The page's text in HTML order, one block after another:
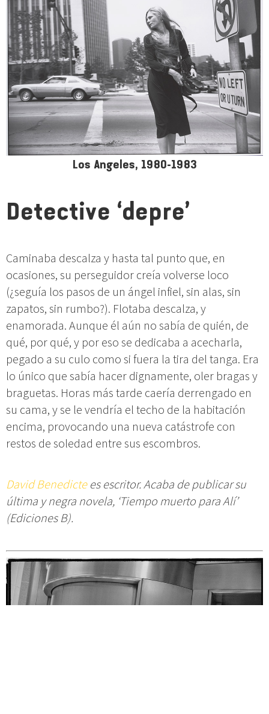
Los Angeles, 1980-1983
Detective ‘depre’
Caminaba descalza y hasta tal punto que, en
ocasiones, su perseguidor creía volverse loco
(¿seguía los pasos de un ángel infiel, sin alas, sin
zapatos, sin rumbo?). Flotaba descalza, y
enamorada. Aunque él aún no sabía de quién, de
qué, por qué, y por eso se dedicaba a acecharla,
pegado a su culo como si fuera la tira del tanga. Era
lo único que sabía hacer dignamente, oler bragas y
braguetas. Horas más tarde caería derrengado en
su cama, y se le vendría el techo de la habitación
encima, provocando una nueva catástrofe con
restos de soledad entre sus escombros.
David Benedictees escritor. Acaba de publicar su
última y negra novela, ‘Tiempo muerto para Alí’
(Ediciones B).